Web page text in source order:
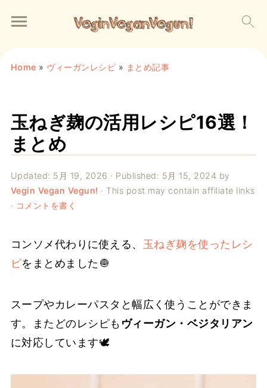
Home » ヴィーガンレシピ » まとめ記事
玉ねぎ麹の活用レシピ16選！
まとめ
Updated: 5月 19, 2026 · Published: 5月 15, 2024 by
Vegin Vegan Vegun! · This post may contain affiliate links
· コメントを書く
コンソメ代わりに使える、 玉ねぎ麹を使ったレシ
ピをまとめました🧅
スープやカレーパスタと幅広く使うことができま
す。またどのレシピも ヴィーガン・ベジタリアン
に対応しています🕊